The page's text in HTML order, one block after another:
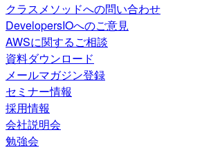
クラスメソッドへの問い合わせ
DevelopersIOへのご意見
AWSに関するご相談
資料ダウンロード
メールマガジン登録
セミナー情報
採用情報
会社説明会
勉強会